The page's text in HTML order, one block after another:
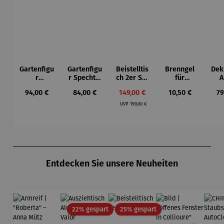
Gartenfigu
r
t Vogel -
Regulärer Preis:
94,00 €
Gartenfigu
r Specht -
Bhire
Regulärer Preis:
84,00 €
Beistelltis
ch 2er Set
Verkaufspreis:
149,00 €
UVP Regulärer Preis:
199,00 €
Brenngel
für
elle -
Regulärer Preis:
10,50 €
Entdecken Sie unsere Neuheiten
22% gespartRabatt25% gespartRabatt